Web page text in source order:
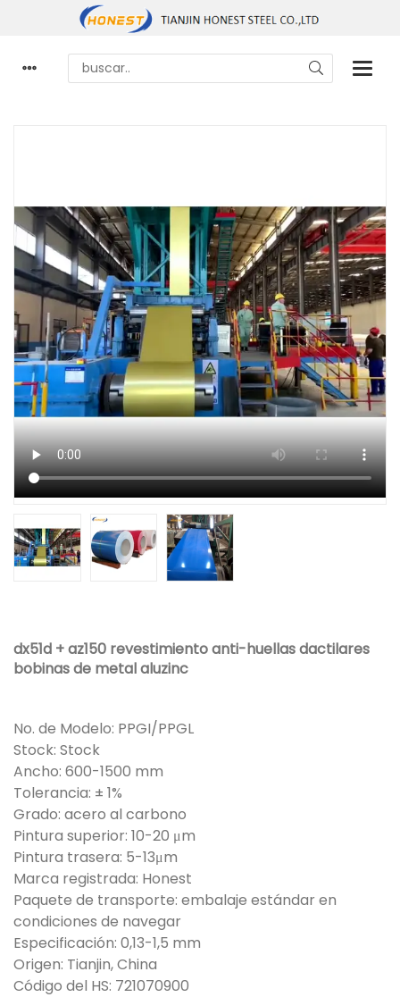
dx51d + az150 revestimiento anti-huellas dactilares
bobinas de metal aluzinc
No. de Modelo: PPGI/PPGL
Stock: Stock
Ancho: 600-1500 mm
Tolerancia: ± 1%
Grado: acero al carbono
Pintura superior: 10-20 μm
Pintura trasera: 5-13μm
Marca registrada: Honest
Paquete de transporte: embalaje estándar en
condiciones de navegar
Especificación: 0,13-1,5 mm
Origen: Tianjin, China
Código del HS: 721070900